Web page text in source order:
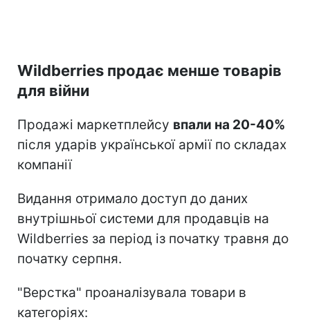
Wildberries продає менше товарів
для війни
Продажі маркетплейсу впали на 20-40%
після ударів української армії по складах
компанії
Видання отримало доступ до даних
внутрішньої системи для продавців на
Wildberries за період із початку травня до
початку серпня.
"Верстка" проаналізувала товари в
категоріях: